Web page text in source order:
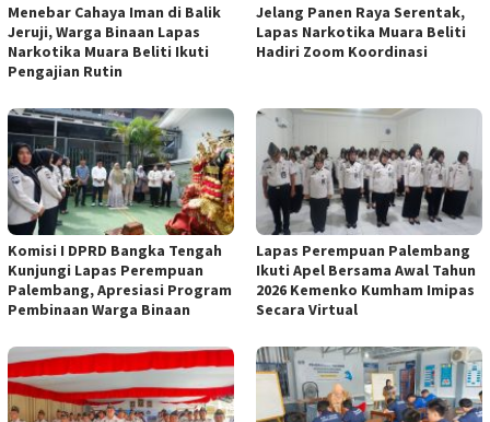
Menebar Cahaya Iman di Balik
Jeruji, Warga Binaan Lapas
Narkotika Muara Beliti Ikuti
Pengajian Rutin
Jelang Panen Raya Serentak,
Lapas Narkotika Muara Beliti
Hadiri Zoom Koordinasi
Komisi I DPRD Bangka Tengah
Kunjungi Lapas Perempuan
Palembang, Apresiasi Program
Pembinaan Warga Binaan
Lapas Perempuan Palembang
Ikuti Apel Bersama Awal Tahun
2026 Kemenko Kumham Imipas
Secara Virtual